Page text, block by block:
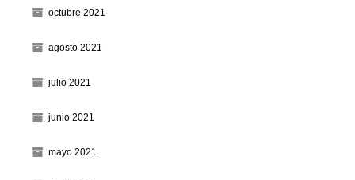
octubre 2021
agosto 2021
julio 2021
junio 2021
mayo 2021